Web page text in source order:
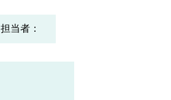
担当者：